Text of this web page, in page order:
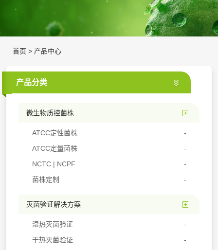
首页 > 产品中心
产品分类
微生物质控菌株
ATCC定性菌株
ATCC定量菌株
NCTC | NCPF
菌株定制
灭菌验证解决方案
湿热灭菌验证
干热灭菌验证